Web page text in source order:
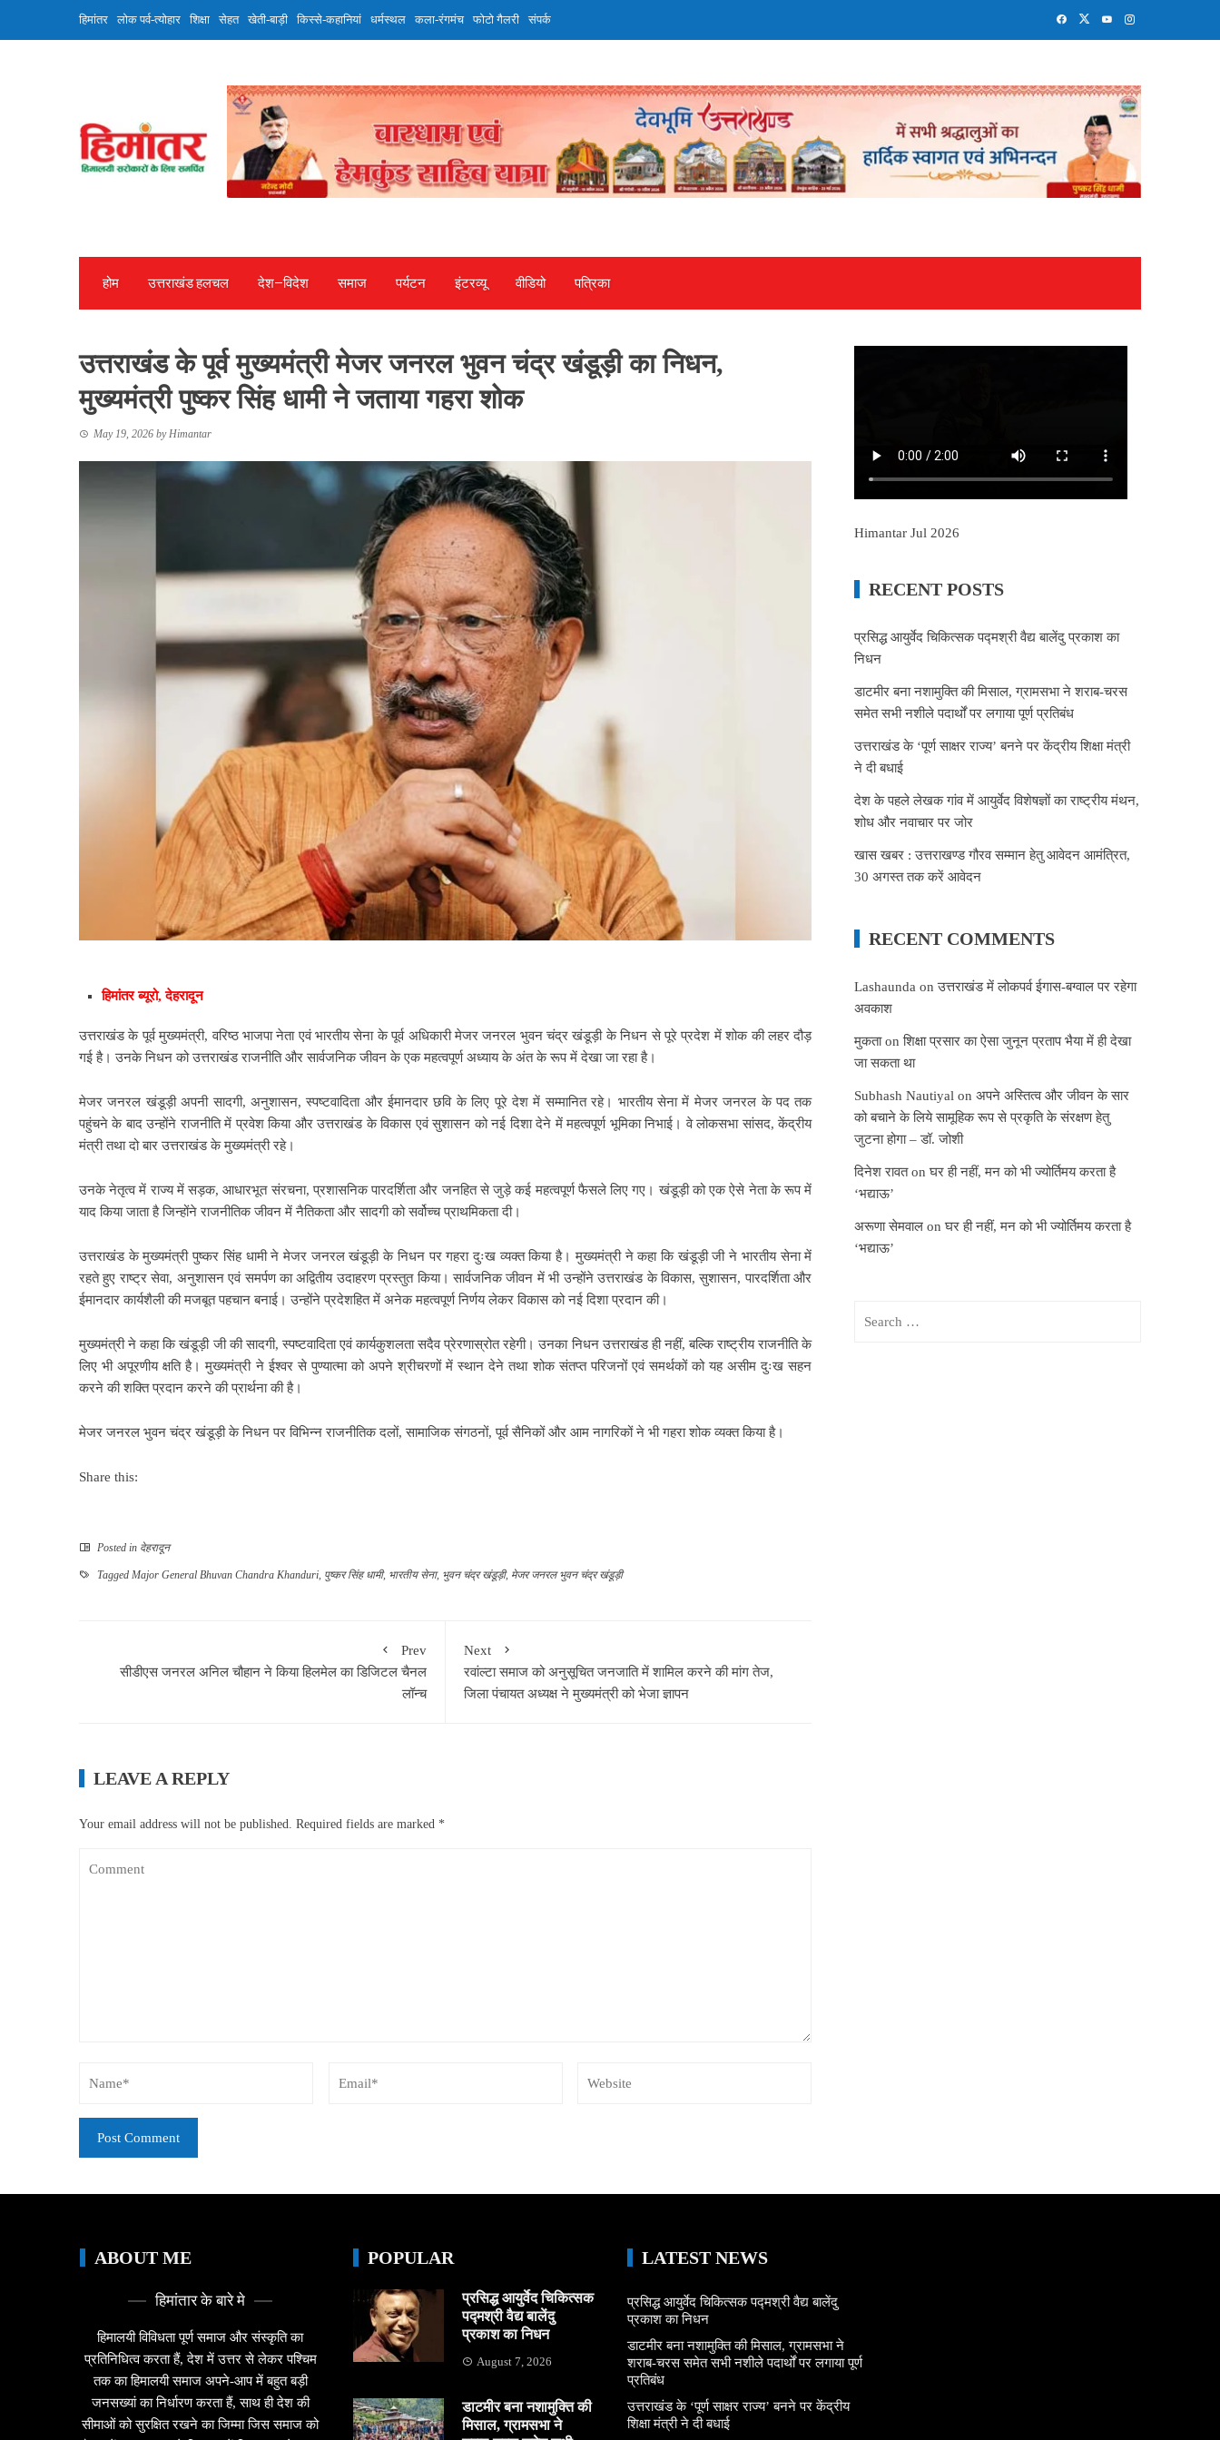
हिमांतर लोक पर्व-त्योहार शिक्षा सेहत खेती-बाड़ी किस्से-कहानियां धर्मस्थल कला-रंगमंच फोटो गैलरी संपर्क
होम उत्तराखंड हलचल देश—विदेश समाज पर्यटन इंटरव्‍यू वीडियो पत्रिका
उत्तराखंड के पूर्व मुख्यमंत्री मेजर जनरल भुवन चंद्र खंडूड़ी का निधन,
मुख्यमंत्री पुष्कर सिंह धामी ने जताया गहरा शोक
May 19, 2026 byHimantar
हिमांतर ब्यूरो, देहरादून
उत्तराखंड के पूर्व मुख्यमंत्री, वरिष्ठ भाजपा नेता एवं भारतीय सेना के पूर्व अधिकारी मेजर जनरल भुवन चंद्र खंडूड़ी के निधन से पूरे प्रदेश में शोक की लहर दौड़
गई है। उनके निधन को उत्तराखंड राजनीति और सार्वजनिक जीवन के एक महत्वपूर्ण अध्याय के अंत के रूप में देखा जा रहा है।
मेजर जनरल खंडूड़ी अपनी सादगी, अनुशासन, स्पष्टवादिता और ईमानदार छवि के लिए पूरे देश में सम्मानित रहे। भारतीय सेना में मेजर जनरल के पद तक
पहुंचने के बाद उन्होंने राजनीति में प्रवेश किया और उत्तराखंड के विकास एवं सुशासन को नई दिशा देने में महत्वपूर्ण भूमिका निभाई। वे लोकसभा सांसद, केंद्रीय
मंत्री तथा दो बार उत्तराखंड के मुख्यमंत्री रहे।
उनके नेतृत्व में राज्य में सड़क, आधारभूत संरचना, प्रशासनिक पारदर्शिता और जनहित से जुड़े कई महत्वपूर्ण फैसले लिए गए। खंडूड़ी को एक ऐसे नेता के रूप में
याद किया जाता है जिन्होंने राजनीतिक जीवन में नैतिकता और सादगी को सर्वोच्च प्राथमिकता दी।
उत्तराखंड के मुख्यमंत्री पुष्कर सिंह धामी ने मेजर जनरल खंडूड़ी के निधन पर गहरा दुःख व्यक्त किया है। मुख्यमंत्री ने कहा कि खंडूड़ी जी ने भारतीय सेना में
रहते हुए राष्ट्र सेवा, अनुशासन एवं समर्पण का अद्वितीय उदाहरण प्रस्तुत किया। सार्वजनिक जीवन में भी उन्होंने उत्तराखंड के विकास, सुशासन, पारदर्शिता और
ईमानदार कार्यशैली की मजबूत पहचान बनाई। उन्होंने प्रदेशहित में अनेक महत्वपूर्ण निर्णय लेकर विकास को नई दिशा प्रदान की।
मुख्यमंत्री ने कहा कि खंडूड़ी जी की सादगी, स्पष्टवादिता एवं कार्यकुशलता सदैव प्रेरणास्रोत रहेगी। उनका निधन उत्तराखंड ही नहीं, बल्कि राष्ट्रीय राजनीति के
लिए भी अपूरणीय क्षति है। मुख्यमंत्री ने ईश्वर से पुण्यात्मा को अपने श्रीचरणों में स्थान देने तथा शोक संतप्त परिजनों एवं समर्थकों को यह असीम दुःख सहन
करने की शक्ति प्रदान करने की प्रार्थना की है।
मेजर जनरल भुवन चंद्र खंडूड़ी के निधन पर विभिन्न राजनीतिक दलों, सामाजिक संगठनों, पूर्व सैनिकों और आम नागरिकों ने भी गहरा शोक व्यक्त किया है।
Share this:
Posted in देहरादून
Tagged Major General Bhuvan Chandra Khanduri, पुष्कर सिंह धामी, भारतीय सेना, भुवन चंद्र खंडूड़ी, मेजर जनरल भुवन चंद्र खंडूड़ी
Prev
सीडीएस जनरल अनिल चौहान ने किया हिलमेल का डिजिटल चैनल
लॉन्च
Next
रवांल्टा समाज को अनुसूचित जनजाति में शामिल करने की मांग तेज,
जिला पंचायत अध्यक्ष ने मुख्यमंत्री को भेजा ज्ञापन
LEAVE A REPLY
Your email address will not be published. Required fields are marked *
Himantar Jul 2026
RECENT POSTS
प्रसिद्ध आयुर्वेद चिकित्सक पद्मश्री वैद्य बालेंदु प्रकाश का
निधन
डाटमीर बना नशामुक्ति की मिसाल, ग्रामसभा ने शराब-चरस
समेत सभी नशीले पदार्थों पर लगाया पूर्ण प्रतिबंध
उत्तराखंड के ‘पूर्ण साक्षर राज्य’ बनने पर केंद्रीय शिक्षा मंत्री
ने दी बधाई
देश के पहले लेखक गांव में आयुर्वेद विशेषज्ञों का राष्ट्रीय मंथन,
शोध और नवाचार पर जोर
खास खबर : उत्तराखण्ड गौरव सम्मान हेतु आवेदन आमंत्रित,
30 अगस्त तक करें आवेदन
RECENT COMMENTS
Lashaunda onउत्तराखंड में लोकपर्व ईगास-बग्वाल पर रहेगा
अवकाश
मुकताonशिक्षा प्रसार का ऐसा जुनून प्रताप भैया में ही देखा
जा सकता था
Subhash Nautiyal onअपने अस्तित्व और जीवन के सार
को बचाने के लिये सामूहिक रूप से प्रकृति के संरक्षण हेतु
जुटना होगा – डॉ. जोशी
दिनेश रावतonघर ही नहीं, मन को भी ज्योर्तिमय करता है
‘भद्याऊ’
अरूणा सेमवाल onघर ही नहीं, मन को भी ज्योर्तिमय करता है
‘भद्याऊ’
ABOUT ME
हिमांतार के बारे मे
हिमालयी विविधता पूर्ण समाज और संस्कृति का
प्रतिनिधित्व करता हैं, देश में उत्तर से लेकर पश्चिम
तक का हिमालयी समाज अपने-आप में बहुत बड़ी
जनसख्यां का निर्धारण करता हैं, साथ ही देश की
सीमाओं को सुरक्षित रखने का जिम्मा जिस समाज को
POPULAR
प्रसिद्ध आयुर्वेद चिकित्सक
पद्मश्री वैद्य बालेंदु
प्रकाश का निधन
August 7, 2026
डाटमीर बना नशामुक्ति की
मिसाल, ग्रामसभा ने
LATEST NEWS
प्रसिद्ध आयुर्वेद चिकित्सक पद्मश्री वैद्य बालेंदु
प्रकाश का निधन
डाटमीर बना नशामुक्ति की मिसाल, ग्रामसभा ने
शराब-चरस समेत सभी नशीले पदार्थों पर लगाया पूर्ण
प्रतिबंध
उत्तराखंड के ‘पूर्ण साक्षर राज्य’ बनने पर केंद्रीय
शिक्षा मंत्री ने दी बधाई